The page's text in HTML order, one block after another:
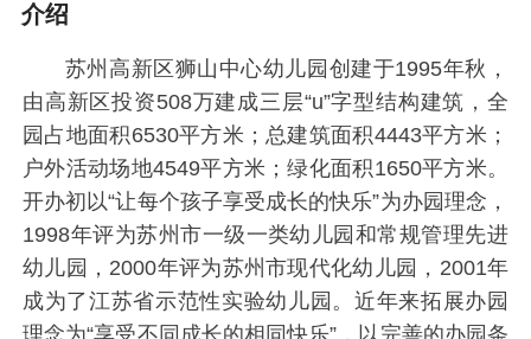
介绍
苏州高新区狮山中心幼儿园创建于1995年秋，
由高新区投资508万建成三层“u”字型结构建筑，全
园占地面积6530平方米；总建筑面积4443平方米；
户外活动场地4549平方米；绿化面积1650平方米。
开办初以“让每个孩子享受成长的快乐”为办园理念，
1998年评为苏州市一级一类幼儿园和常规管理先进
幼儿园，2000年评为苏州市现代化幼儿园，2001年
成为了江苏省示范性实验幼儿园。近年来拓展办园